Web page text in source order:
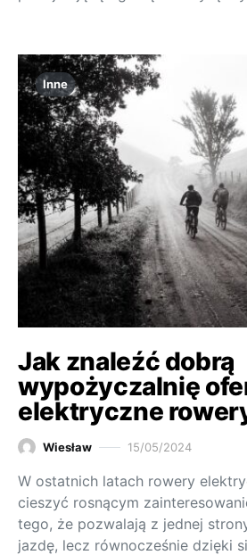
Inne
Jak znaleźć dobrą
wypożyczalnię
elektryczne
Wiesław 15/05/2024
W ostatnich latach rowery
cieszyć rosnącym
tego, że pozwalają z jednej
jazdę, lecz równocześnie dzięki